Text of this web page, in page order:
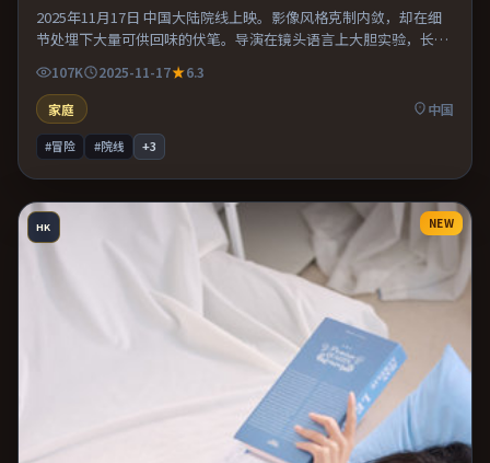
2025年11月17日 中国大陆院线上映。影像风格克制内敛，却在细
节处埋下大量可供回味的伏笔。导演在镜头语言上大胆实验，长镜
头与特写交替强化压迫感。推荐给偏爱群像戏与命运母题的影迷。
107K 2025-11-17
6.3
家庭
中国
#冒险 #院线 +3
HK NEW